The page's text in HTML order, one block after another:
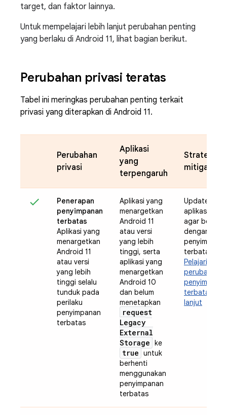
target, dan faktor lainnya.
Untuk mempelajari lebih lanjut perubahan penting
yang berlaku di Android 11, lihat bagian berikut.
Perubahan privasi teratas
Tabel ini meringkas perubahan penting terkait
privasi yang diterapkan di Android 11.
Perubahan
privasi
Aplikasi
yang
terpengaruh
Strategi
mitigasi
Penerapan
penyimpanan
terbatas
Aplikasi yang
menargetkan
Android 11
atau versi
yang lebih
tinggi selalu
tunduk pada
perilaku
penyimpanan
terbatas
Aplikasi yang
menargetkan
Android 11
atau versi
yang lebih
tinggi, serta
aplikasi yang
menargetkan
Android 10
dan belum
menetapkan
request
Legacy
External
Storage ke
true untuk
berhenti
menggunakan
penyimpanan
terbatas
Update
aplikasi Anda
agar
dengan
terbatas
Pelajari
perubahan
terbatas
lanjut